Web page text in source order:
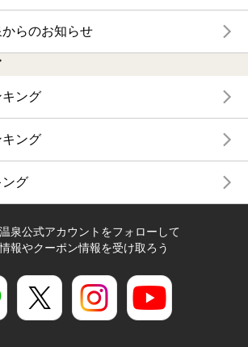
らのお知らせ
ング
キング
グ
泉公式アカウントをフォローして
報やクーポン情報を受け取ろう